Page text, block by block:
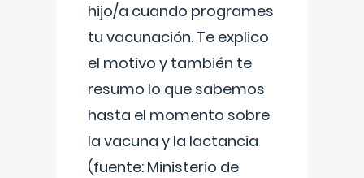
hijo/a cuando programes
tu vacunación. Te explico
el motivo y también te
resumo lo que sabemos
hasta el momento sobre
la vacuna y la lactancia
(fuente: Ministerio de